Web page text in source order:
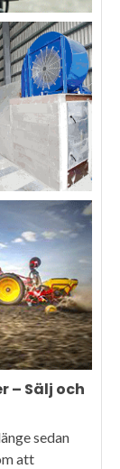
– Sälj och
sedan
att